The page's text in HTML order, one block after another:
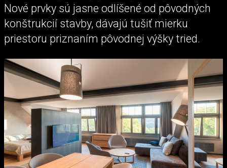
Nové prvky sú jasne odlíšené od pôvodných
konštrukcií stavby, dávajú tušiť mierku
priestoru priznaním pôvodnej výšky tried.